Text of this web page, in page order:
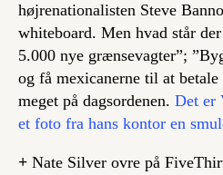
højrenationalisten Steve
whiteboard. Men hvad står
5.000 nye grænsevagter”;
og få mexicanerne til at
meget på dagsordenen. Det er
et foto fra hans kontor en
+ Nate Silver ovre på